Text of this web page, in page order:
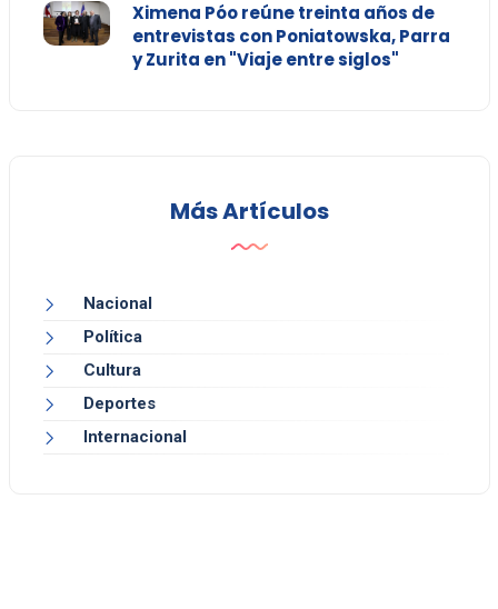
Ximena Póo reúne treinta años de
entrevistas con Poniatowska, Parra
y Zurita en "Viaje entre siglos"
Más Artículos
Nacional
Política
Cultura
Deportes
Internacional